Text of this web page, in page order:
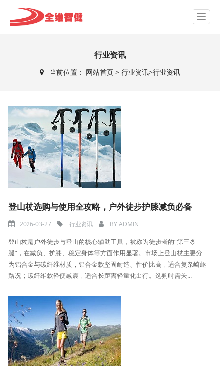
行业资讯
当前位置： 网站首页> 行业资讯>行业资讯
登山杖选购与使用全攻略，户外徒步护膝减负必备
2026-03-27 行业资讯 BYADMIN
登山杖是户外徒步与登山的核心辅助工具，被称为徒步者的“第三条
腿”，在减负、护膝、稳定身体等方面作用显著。市场上登山杖主要分
为铝合金与碳纤维材质，铝合金款坚固耐造、性价比高，适合复杂崎岖
路况；碳纤维款轻便减震，适合长距离轻量化出行。选购时需关...